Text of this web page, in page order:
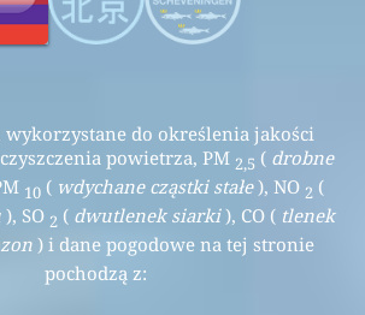
wykorzystane do określenia jakości
powietrza, PM 2,5 ( drobne
10( wdychane cząstki stałe), NO 2 (
), SO 2 ( dwutlenek siarki), CO ( tlenek
) i dane pogodowe na tej stronie
pochodzą z: